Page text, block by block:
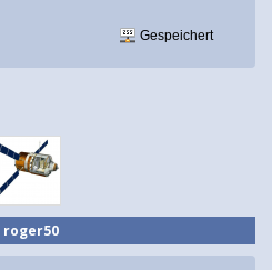
Gespeichert
roger50